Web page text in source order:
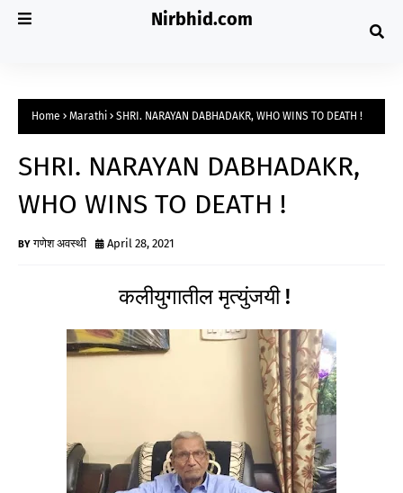
Nirbhid.com
Home Marathi SHRI. NARAYAN DABHADAKR, WHO WINS TO DEATH !
SHRI. NARAYAN DABHADAKR,
WHO WINS TO DEATH !
गणेश अवस्थी April 28, 2021
कलीयुगातील मृत्युंजयी !